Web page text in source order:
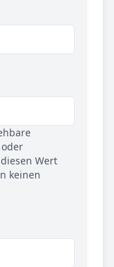
Wert
keinen